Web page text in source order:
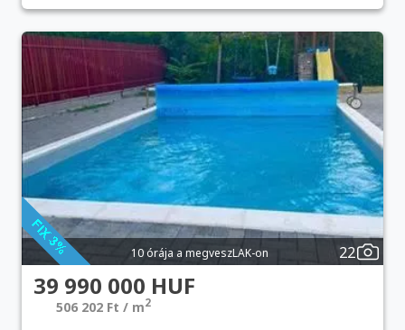
10 órája a megveszLAK-on 22
39 990 000 HUF
506 202 Ft / m2